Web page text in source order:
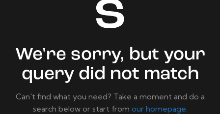
s
We're sorry, but your
query did not match
Can't find what you need? Take a moment and do a
search below or start from our homepage